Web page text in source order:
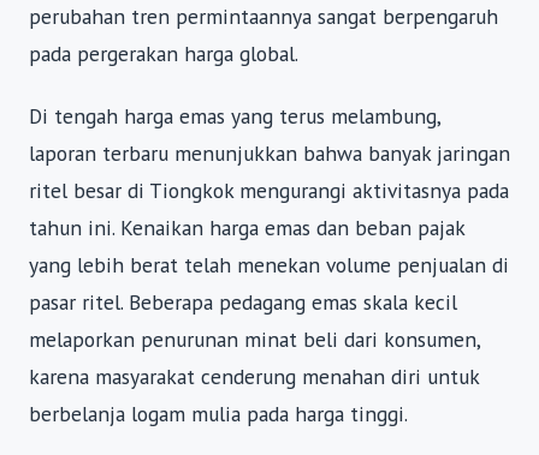
perubahan tren permintaannya sangat berpengaruh
pada pergerakan harga global.
Di tengah harga emas yang terus melambung,
laporan terbaru menunjukkan bahwa banyak jaringan
ritel besar di Tiongkok mengurangi aktivitasnya pada
tahun ini. Kenaikan harga emas dan beban pajak
yang lebih berat telah menekan volume penjualan di
pasar ritel. Beberapa pedagang emas skala kecil
melaporkan penurunan minat beli dari konsumen,
karena masyarakat cenderung menahan diri untuk
berbelanja logam mulia pada harga tinggi.